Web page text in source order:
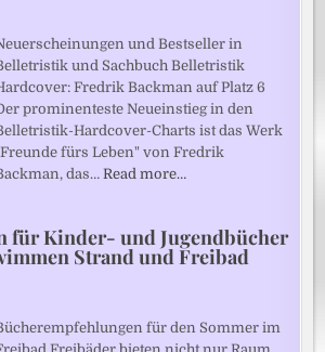
und Bestseller in
und Sachbuch Belletristik
Fredrik Backman auf Platz 6
prominenteste Neueinstieg in den
Hardcover-Charts ist das Werk
fürs Leben" von Fredrik
das…Read more…
für Kinder- und Jugendbücher
Strand und Freibad
für den Sommer im